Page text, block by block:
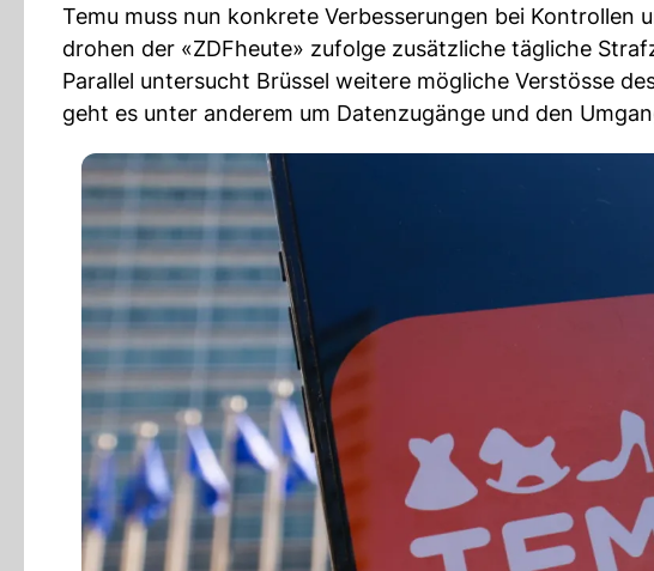
Temu muss nun konkrete Verbesserungen bei
drohen der «ZDFheute» zufolge zusätzliche tägliche
Parallel untersucht Brüssel weitere mögliche Verstösse
geht es unter anderem um Datenzugänge und den